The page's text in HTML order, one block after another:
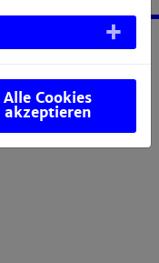
Alle Cookies
akzeptieren